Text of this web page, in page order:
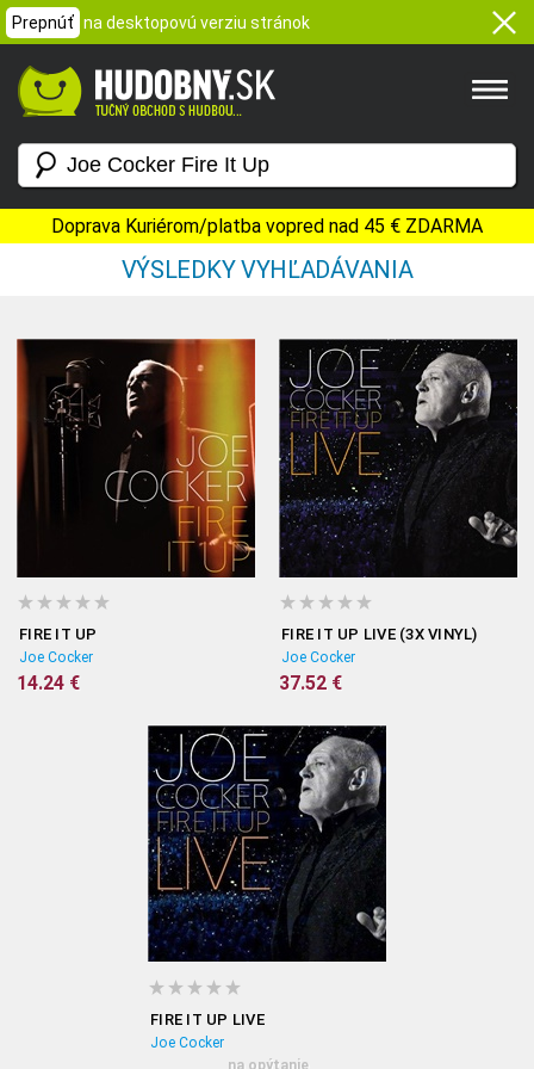
Prepnúť na desktopovú verziu stránok
Doprava Kuriérom/platba vopred nad 45 € ZDARMA
VÝSLEDKY VYHĽADÁVANIA
FIRE IT UP
Joe Cocker
14.24 €
FIRE IT UP LIVE (3X VINYL)
Joe Cocker
37.52 €
FIRE IT UP LIVE
Joe Cocker
na opýtanie